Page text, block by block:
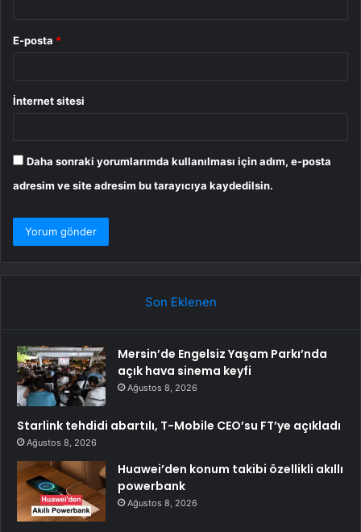
E-posta *
İnternet sitesi
Daha sonraki yorumlarımda kullanılması için adım, e-posta
adresim ve site adresim bu tarayıcıya kaydedilsin.
Son Eklenen
Mersin’de Engelsiz Yaşam Parkı’nda
açık hava sinema keyfi
Ağustos 8, 2026
Starlink tehdidi abartılı, T-Mobile CEO’su FT’ye açıkladı
Ağustos 8, 2026
Huawei’den konum takibi özellikli akıllı
powerbank
Ağustos 8, 2026